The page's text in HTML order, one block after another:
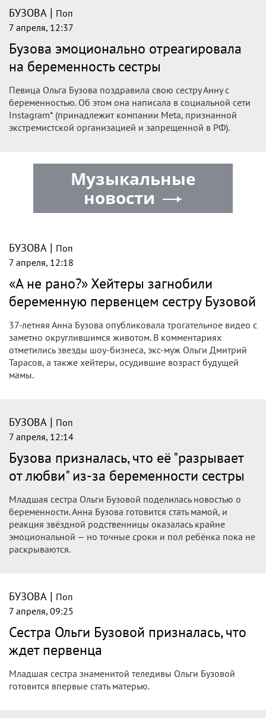
БУЗОВА | Поп
7 апреля, 12:37
Бузова эмоционально отреагировала
на беременность сестры
Певица Ольга Бузова поздравила свою сестру Анну с
беременностью. Об этом она написала в социальной сети
Instagram* (принадлежит компании Meta, признанной
экстремистской организацией и запрещенной в РФ).
БУЗОВА | Поп
7 апреля, 12:18
«А не рано?» Хейтеры загнобили
беременную первенцем сестру Бузовой
37-летняя Анна Бузова опубликовала трогательное видео с
заметно округлившимся животом. В комментариях
отметились звезды шоу-бизнеса, экс-муж Ольги Дмитрий
Тарасов, а также хейтеры, осудившие возраст будущей
мамы.
БУЗОВА | Поп
7 апреля, 12:14
Бузова призналась, что её "разрывает
от любви" из-за беременности сестры
Младшая сестра Ольги Бузовой поделилась новостью о
беременности. Анна Бузова готовится стать мамой, и
реакция звёздной родственницы оказалась крайне
эмоциональной — но точные сроки и пол ребёнка пока не
раскрываются.
БУЗОВА | Поп
7 апреля, 09:25
Сестра Ольги Бузовой призналась, что
ждет первенца
Младшая сестра знаменитой теледивы Ольги Бузовой
готовится впервые стать матерью.
Музыкальные
новости